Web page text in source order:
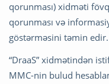
qorunması) xidməti
qorunması və
göstərməsini təmin edir.
“DraaS” xidmətindən
MMC-nin bulud